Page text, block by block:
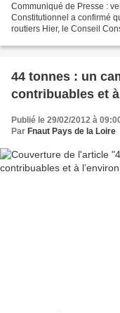
Communiqué de Presse :
Constitutionnel a confirmé
routiers Hier, le Conseil
44 tonnes : un
contribuables et
Publié le 29/02/2012 à
Par Fnaut Pays de la Loire